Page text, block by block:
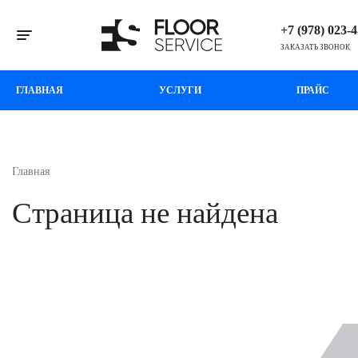
+7 (978) 023-
ЗАКАЗАТЬ ЗВОНОК
ГЛАВНАЯ УСЛУГИ ПРАЙС
Главная
Страница не найдена